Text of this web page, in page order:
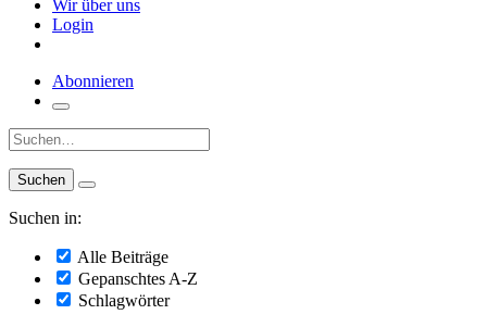
Wir über uns
Login
Abonnieren
Suche:
Suchen in:
Alle Beiträge
Gepanschtes A-Z
Schlagwörter